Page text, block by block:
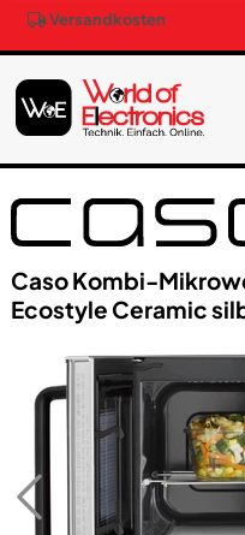
Versandkosten
Caso Kombi-
Ecostyle Ceramic